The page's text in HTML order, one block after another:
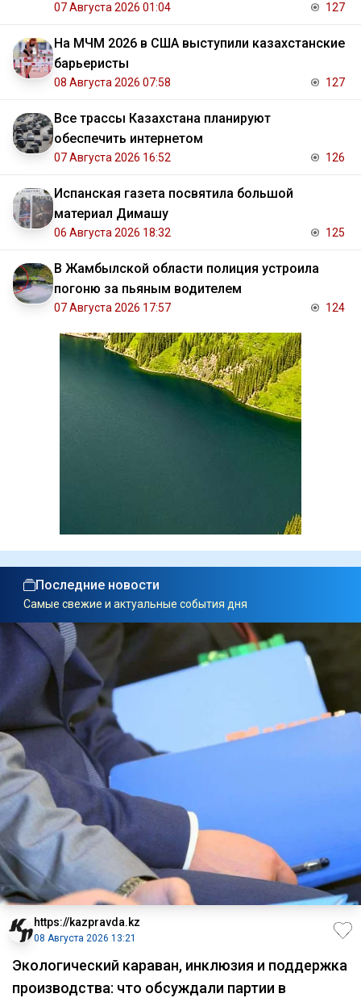
07 Августа 2026 01:04 127
На МЧМ 2026 в США выступили казахстанские
барьеристы
08 Августа 2026 07:58 127
Все трассы Казахстана планируют
обеспечить интернетом
07 Августа 2026 16:52 126
Испанская газета посвятила большой
материал Димашу
06 Августа 2026 18:32 125
В Жамбылской области полиция устроила
погоню за пьяным водителем
07 Августа 2026 17:57 124
Последние новости
Самые свежие и актуальные события дня
https://kazpravda.kz
08 Августа 2026 13:21
Экологический караван, инклюзия и поддержка
производства: что обсуждали партии в